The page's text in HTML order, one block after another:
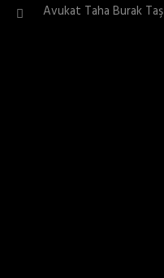
Avukat Taha Burak Taş